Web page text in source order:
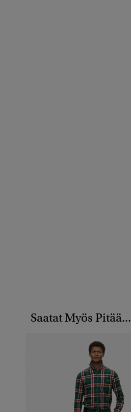
Saatat Myös Pitää...